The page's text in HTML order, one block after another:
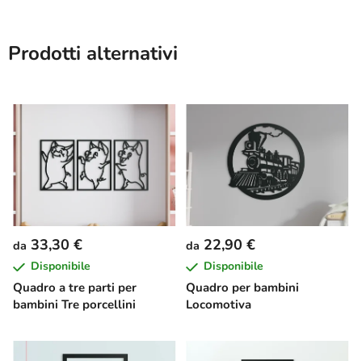
Prodotti alternativi
Quadro a tre parti per
bambini Tre porcellini
da 33,30 €
Disponibile
Quadro per bambini
Locomotiva
da 22,90 €
Disponibile